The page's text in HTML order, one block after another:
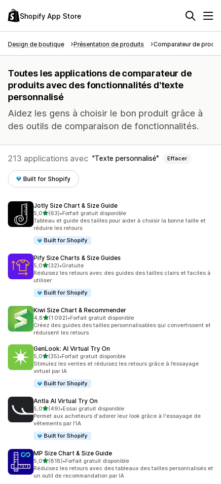
Shopify App Store
Design de boutique Présentation de produits Comparateur de
Toutes les applications de comparateur de
produits avec des fonctionnalités d'texte
personnalisé
Aidez les gens à choisir le bon produit grâce à
des outils de comparaison de fonctionnalités.
213 applications avec Texte personnalisé Effacer
Built for Shopify
Jotly Size Chart & Size Guide
5,0étoile(s) sur 5
(63)
63 avis au total
•Forfait gratuit disponible
Tableau et guide des tailles pour aider à choisir la bonne taille et
réduire les retours
Built for Shopify
Pify Size Charts & Size Guides
5,0étoile(s) sur 5
(32)
32 avis au total
•Gratuite
Réduisez les retours avec des guides des tailles clairs et faciles à
utiliser
Built for Shopify
Kiwi Size Chart & Recommender
4,8étoile(s) sur 5
(1 092)
1092 avis au total
•Forfait gratuit disponible
Créez des guides des tailles personnalisables qui convertissent et
réduisent les retours
GenLook: AI Virtual Try On
5,0étoile(s) sur 5
(35)
35 avis au total
•Forfait gratuit disponible
Stimulez les ventes et réduisez les retours grâce à l’essayage
virtuel par IA.
Built for Shopify
Antla AI Virtual Try On
5,0étoile(s) sur 5
(49)
49 avis au total
•Essai gratuit disponible
Permet aux acheteurs d'adorer leur look grâce à l'essayage de
vêtements par l'IA
Built for Shopify
MP Size Chart & Size Guide
5,0étoile(s) sur 5
(818)
818 avis au total
•Forfait gratuit disponible
Réduisez les retours avec des tableaux des tailles personnalisés et
un outil de recommandation par IA